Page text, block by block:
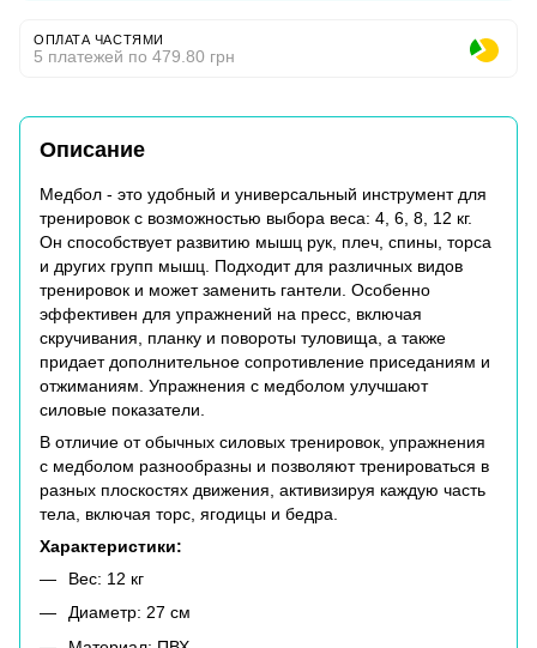
ОПЛАТА ЧАСТЯМИ
5 платежей по 479.80 грн
Описание
Медбол - это удобный и универсальный инструмент для
тренировок с возможностью выбора веса: 4, 6, 8, 12 кг.
Он способствует развитию мышц рук, плеч, спины, торса
и других групп мышц. Подходит для различных видов
тренировок и может заменить гантели. Особенно
эффективен для упражнений на пресс, включая
скручивания, планку и повороты туловища, а также
придает дополнительное сопротивление приседаниям и
отжиманиям. Упражнения с медболом улучшают
силовые показатели.
В отличие от обычных силовых тренировок, упражнения
с медболом разнообразны и позволяют тренироваться в
разных плоскостях движения, активизируя каждую часть
тела, включая торс, ягодицы и бедра.
Характеристики:
Вес: 12 кг
Диаметр: 27 см